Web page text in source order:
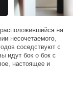
на
несочетаемого,
соседствуют с
идут бок о бок с
настоящее и
абсолютного
зал располагает
гримерным